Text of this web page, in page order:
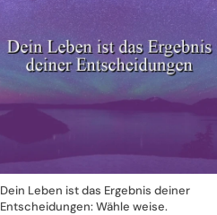
Dein Leben ist das Ergebnis deiner
Entscheidungen: Wähle weise.